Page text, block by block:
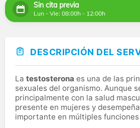
Sin cita previa
Lun - Vie: 08:00h - 12:00h
DESCRIPCIÓN DEL
La testosterona es una de las
sexuales del organismo. Aunque
principalmente con la salud
presente en mujeres y
importante en múltiples